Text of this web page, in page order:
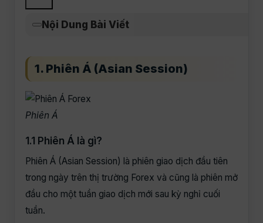
Nội Dung Bài Viết
1. Phiên Á (Asian Session)
Phiên Á
1.1 Phiên Á là gì?
Phiên Á (Asian Session) là phiên giao dịch đầu tiên
trong ngày trên thị trường Forex và cũng là phiên mở
đầu cho một tuần giao dịch mới sau kỳ nghỉ cuối
tuần.